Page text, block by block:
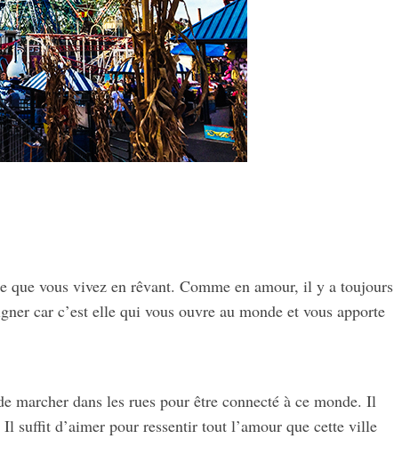
vous vivez en rêvant. Comme en amour, il y a toujours
car c’est elle qui vous ouvre au monde et vous apporte
dans les rues pour être connecté à ce monde. Il
suffit d’aimer pour ressentir tout l’amour que cette ville